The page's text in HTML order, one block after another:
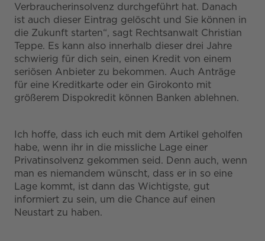
Verbraucherinsolvenz durchgeführt hat. Danach
ist auch dieser Eintrag gelöscht und Sie können in
die Zukunft starten“, sagt Rechtsanwalt Christian
Teppe. Es kann also innerhalb dieser drei Jahre
schwierig für dich sein, einen Kredit von einem
seriösen Anbieter zu bekommen. Auch Anträge
für eine Kreditkarte oder ein Girokonto mit
größerem Dispokredit können Banken ablehnen.
Ich hoffe, dass ich euch mit dem Artikel geholfen
habe, wenn ihr in die missliche Lage einer
Privatinsolvenz gekommen seid. Denn auch, wenn
man es niemandem wünscht, dass er in so eine
Lage kommt, ist dann das Wichtigste, gut
informiert zu sein, um die Chance auf einen
Neustart zu haben.